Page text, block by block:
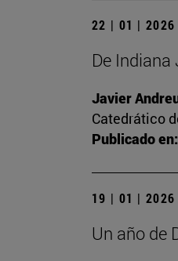
22 | 01 | 2026
De
Javier
Catedrático
Publicado en:
19 | 01 | 2026
Un año de